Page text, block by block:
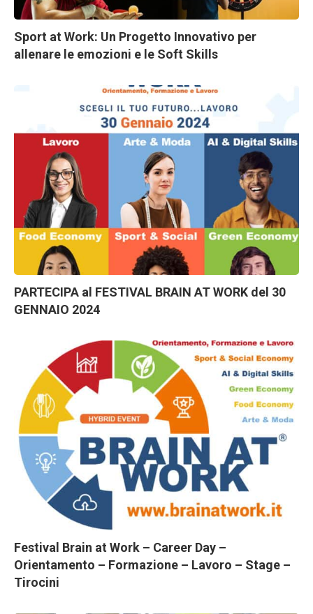
Sport at Work: Un Progetto Innovativo per
allenare le emozioni e le Soft Skills
PARTECIPA al FESTIVAL BRAIN AT WORK del 30
GENNAIO 2024
Festival Brain at Work – Career Day –
Orientamento – Formazione – Lavoro – Stage –
Tirocini